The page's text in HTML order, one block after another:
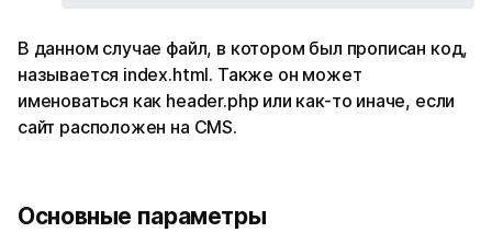
В данном случае файл, в котором был прописан код,
называется index.html. Также он может
именоваться как header.php или как-то иначе, если
сайт расположен на CMS.
Основные параметры